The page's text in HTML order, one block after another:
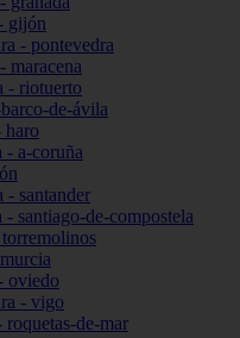
gijón
- pontevedra
maracena
- riotuerto
de-ávila
haro
- a-coruña
- santander
- santiago-de-compostela
oviedo
- vigo
roquetas-de-mar